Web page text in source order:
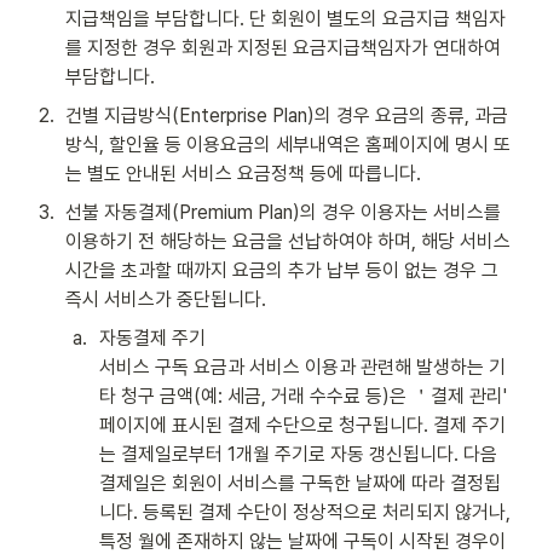
지급책임을 부담합니다. 단 회원이 별도의 요금지급 책임자
를 지정한 경우 회원과 지정된 요금지급책임자가 연대하여
부담합니다.
2. 건별 지급방식(Enterprise Plan)의 경우 요금의 종류, 과금
방식, 할인율 등 이용요금의 세부내역은 홈페이지에 명시 또
는 별도 안내된 서비스 요금정책 등에 따릅니다.
3. 선불 자동결제(Premium Plan)의 경우 이용자는 서비스를
이용하기 전 해당하는 요금을 선납하여야 하며, 해당 서비스
시간을 초과할 때까지 요금의 추가 납부 등이 없는 경우 그
즉시 서비스가 중단됩니다.
a. 자동결제 주기
서비스 구독 요금과 서비스 이용과 관련해 발생하는 기
타 청구 금액(예: 세금, 거래 수수료 등)은 ＇결제 관리'
페이지에 표시된 결제 수단으로 청구됩니다. 결제 주기
는 결제일로부터 1개월 주기로 자동 갱신됩니다. 다음
결제일은 회원이 서비스를 구독한 날짜에 따라 결정됩
니다. 등록된 결제 수단이 정상적으로 처리되지 않거나,
특정 월에 존재하지 않는 날짜에 구독이 시작된 경우이